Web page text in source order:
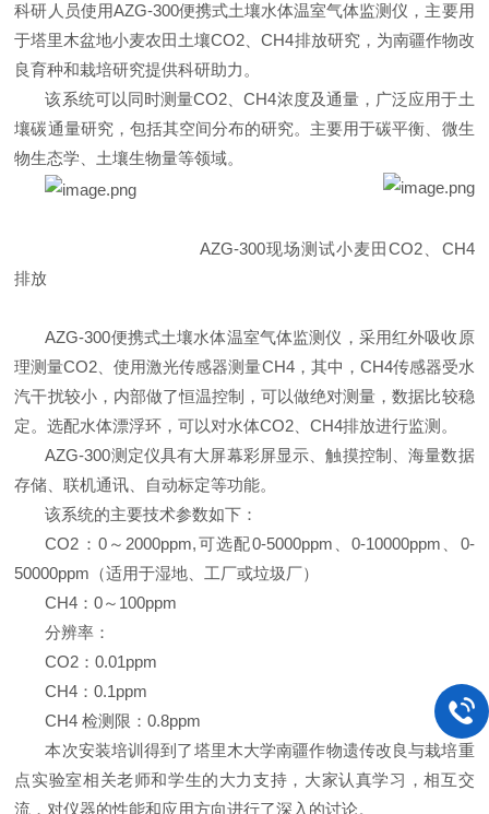
科研人员使用AZG-300便携式土壤水体温室气体监测仪，主要用
于塔里木盆地小麦农田土壤CO2、CH4排放研究，为南疆作物改
良育种和栽培研究提供科研助力。
该系统可以同时测量CO2、CH4浓度及通量，广泛应用于土
壤碳通量研究，包括其空间分布的研究。主要用于碳平衡、微生
物生态学、土壤生物量等领域。
AZG-300现场测试小麦田CO2、CH4
排放
AZG-300便携式土壤水体温室气体监测仪， 采用红外吸收原
理测量CO2 、使用激光传感器测量CH4，其中， CH4传感器受水
汽干扰较小，内部做了恒温控制，可以做绝对测量，数据比较稳
定。选配水体漂浮环，可以对水体CO2、CH4排放进行监测。
AZG-300测定仪具有大屏幕彩屏显示、触摸控制、海量数据
存储、联机通讯、自动标定等功能。
该系统的主要技术参数如下：
CO2：0～2000ppm,可选配0-5000ppm、0-10000ppm、0-
50000ppm（适用于湿地、工厂或垃圾厂）
CH4：0～100ppm
分辨率：
CO2：0.01ppm
CH4：0.1ppm
CH4 检测限：0.8ppm
本次安装培训得到了塔里木大学南疆作物遗传改良与栽培重
点实验室相关老师和学生的大力支持，大家认真学习，相互交
流，对仪器的性能和应用方向进行了深入的讨论。